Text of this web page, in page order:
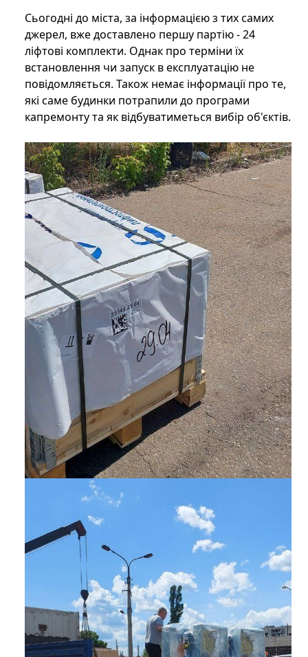
Сьогодні до міста, за інформацією з тих самих
джерел, вже доставлено першу партію - 24
ліфтові комплекти. Однак про терміни їх
встановлення чи запуск в експлуатацію не
повідомляється. Також немає інформації про те,
які саме будинки потрапили до програми
капремонту та як відбуватиметься вибір об'єктів.